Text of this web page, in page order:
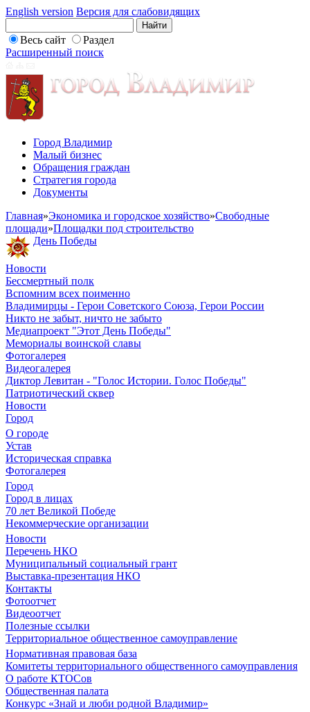
English version Версия для слабовидящих
Весь сайт
Раздел
Расширенный поиск
Город Владимир
Малый бизнес
Обращения граждан
Стратегия города
Документы
Главная»Экономика и городское хозяйство»Свободные
площади»Площадки под строительство
День Победы
Новости
Бессмертный полк
Вспомним всех поименно
Владимирцы - Герои Советского Союза, Герои России
Никто не забыт, ничто не забыто
Медиапроект "Этот День Победы"
Мемориалы воинской славы
Фотогалерея
Видеогалерея
Диктор Левитан - "Голос Истории. Голос Победы"
Патриотический сквер
Новости
Город
О городе
Устав
Историческая справка
Фотогалерея
Город
Город в лицах
70 лет Великой Победе
Некоммерческие организации
Новости
Перечень НКО
Муниципальный социальный грант
Выставка-презентация НКО
Контакты
Фотоотчет
Видеоотчет
Полезные ссылки
Территориальное общественное самоуправление
Нормативная правовая база
Комитеты территориального общественного самоуправления
О работе КТОСов
Общественная палата
Конкурс «Знай и люби родной Владимир»